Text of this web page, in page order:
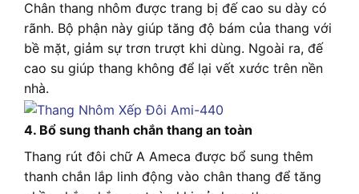
Chân thang nhôm được trang bị đế cao su dày có
rãnh. Bộ phận này giúp tăng độ bám của thang với
bề mặt, giảm sự trơn trượt khi dùng. Ngoài ra, đế
cao su giúp thang không để lại vết xước trên nền
nhà.
4. Bổ sung thanh chắn thang an toàn
Thang rút đôi chữ A Ameca được bổ sung thêm
thanh chắn lắp linh động vào chân thang để tăng